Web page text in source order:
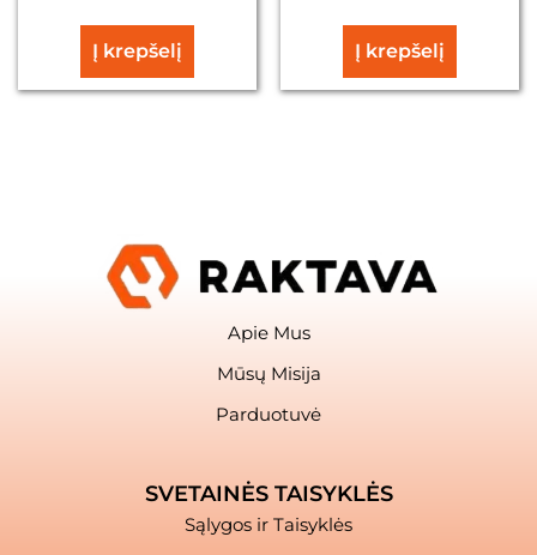
Į krepšelį Į krepšelį
Apie Mus
Mūsų Misija
Parduotuvė
SVETAINĖS TAISYKLĖS
Sąlygos ir Taisyklės